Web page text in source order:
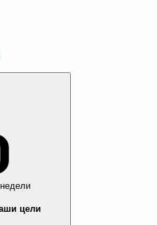
цели